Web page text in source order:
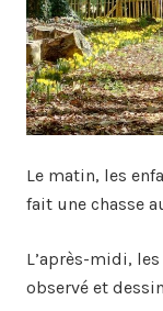
Le matin, les
fait une chasse
L’après-midi,
observé et